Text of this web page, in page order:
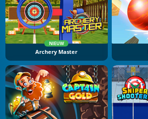
NIEUW
Archery Master